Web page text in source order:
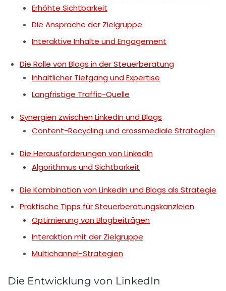
Erhöhte Sichtbarkeit
Die Ansprache der Zielgruppe
Interaktive Inhalte und Engagement
Die Rolle von Blogs in der Steuerberatung
Inhaltlicher Tiefgang und Expertise
Langfristige Traffic-Quelle
Synergien zwischen LinkedIn und Blogs
Content-Recycling und crossmediale Strategien
Die Herausforderungen von LinkedIn
Algorithmus und Sichtbarkeit
Die Kombination von LinkedIn und Blogs als Strategie
Praktische Tipps für Steuerberatungskanzleien
Optimierung von Blogbeiträgen
Interaktion mit der Zielgruppe
Multichannel-Strategien
Die Entwicklung von LinkedIn